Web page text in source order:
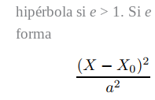
hipérbola si e > 1. Si e
forma